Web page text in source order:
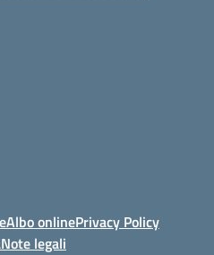
Albo onlinePrivacy Policy
Note legali